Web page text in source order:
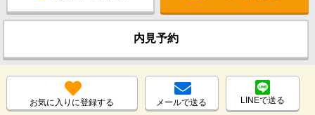
内見予約
お気に入りに登録する メールで送る LINEで送る